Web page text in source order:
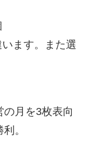
ます。また選
月を3枚表向
。